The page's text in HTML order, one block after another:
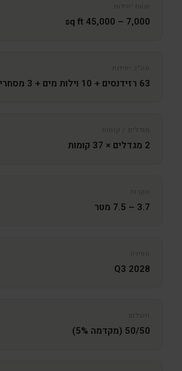
שטח יחידות
7,000 – 45,000 sq ft
סה״כ יחידות
63 רזידנסים + 10 וילות מים + 3 מסחריות
מגדלים / קומות
2 מגדלים × 37 קומות
תקרות
3.7 – 7.5 מטר
מסירה
Q3 2028
תשלום
50/50 (מקדמה 5%)